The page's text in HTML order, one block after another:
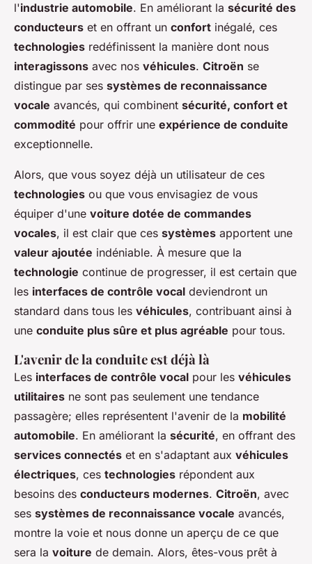
l'industrie automobile. En améliorant la sécurité des
conducteurs et en offrant un confort inégalé, ces
technologies redéfinissent la manière dont nous
interagissons avec nos véhicules. Citroën se
distingue par ses systèmes de reconnaissance
vocale avancés, qui combinent sécurité, confort et
commodité pour offrir une expérience de conduite
exceptionnelle.
Alors, que vous soyez déjà un utilisateur de ces
technologies ou que vous envisagiez de vous
équiper d'une voiture dotée de commandes
vocales, il est clair que ces systèmes apportent une
valeur ajoutée indéniable. À mesure que la
technologie continue de progresser, il est certain que
les interfaces de contrôle vocal deviendront un
standard dans tous les véhicules, contribuant ainsi à
une conduite plus sûre et plus agréable pour tous.
L'avenir de la conduite est déjà là
Les interfaces de contrôle vocal pour les véhicules
utilitaires ne sont pas seulement une tendance
passagère; elles représentent l'avenir de la mobilité
automobile. En améliorant la sécurité, en offrant des
services connectés et en s'adaptant aux véhicules
électriques, ces technologies répondent aux
besoins des conducteurs modernes. Citroën, avec
ses systèmes de reconnaissance vocale avancés,
montre la voie et nous donne un aperçu de ce que
sera la voiture de demain. Alors, êtes-vous prêt à